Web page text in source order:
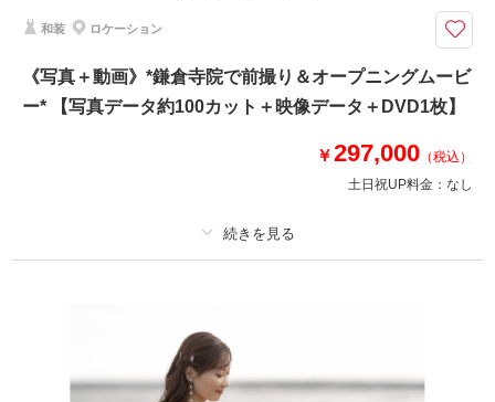
城ケ島など三浦エリアにて撮影。大自然ならではの迫力のオープニングムー
ビーが撮影できます！
ドローン撮影も可能なエリア。
ドローン撮影の追加料金は一切発生しません。
和装 ロケーション
《写真＋動画》*鎌倉寺院で前撮り＆オープニングムービ
ー* 【写真データ約100カット＋映像データ＋DVD1枚】
￥297,000 （税込）
土日祝UP料金： なし
ヘアメイク
アルバム データ 100 カット 台紙付写真